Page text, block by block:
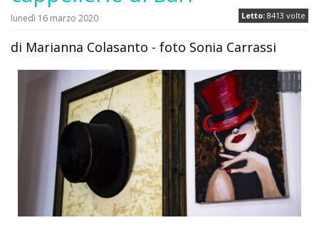
Letto: 8413 volte
lunedì 16 marzo 2020
di Marianna Colasanto - foto Sonia Carrassi